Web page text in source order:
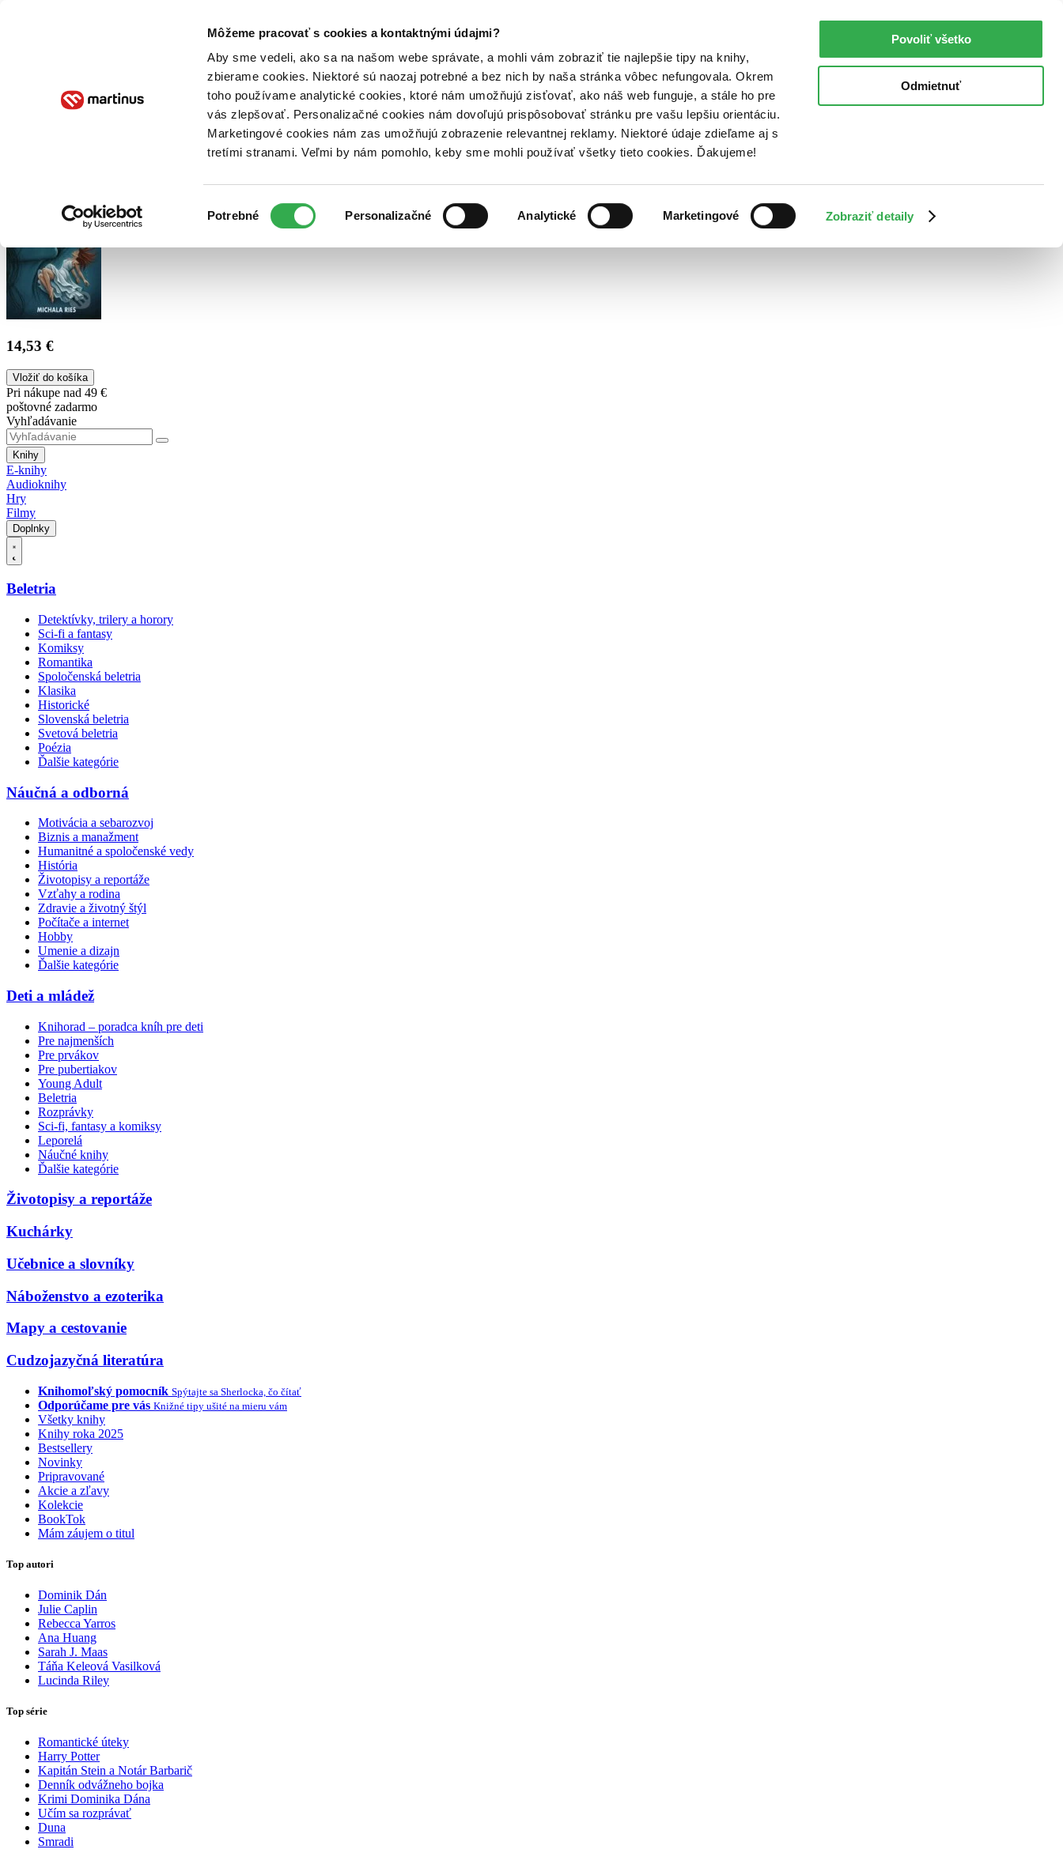
Môžeme pracovať s cookies a kontaktnými údajmi?
Aby sme vedeli, ako sa na našom webe správate, a mohli vám zobraziť tie najlepšie tipy na knihy,
zbierame cookies. Niektoré sú naozaj potrebné a bez nich by naša stránka vôbec nefungovala. Okrem
toho používame analytické cookies, ktoré nám umožňujú zisťovať, ako náš web funguje, a stále ho pre
vás zlepšovať. Personalizačné cookies nám dovoľujú prispôsobovať stránku pre vašu lepšiu orientáciu.
Marketingové cookies nám zas umožňujú zobrazenie relevantnej reklamy. Niektoré údaje zdieľame aj s
tretími stranami. Veľmi by nám pomohlo, keby sme mohli používať všetky tieto cookies. Ďakujeme!
súhlasu
Potrebné Personalizačné Analytické Marketingové Zobraziť detaily
Povoliť všetko
Odmietnuť
Poukážky Kontakt
14,53 €
Vložiť do košíka
Pri nákupe nad 49 €
poštovné zadarmo
Vyhľadávanie
Knihy
E-knihy
Audioknihy
Hry
Filmy
Doplnky
Beletria
Detektívky, trilery a horory
Sci-fi a fantasy
Komiksy
Romantika
Spoločenská beletria
Klasika
Historické
Slovenská beletria
Svetová beletria
Poézia
Ďalšie kategórie
Náučná a odborná
Motivácia a sebarozvoj
Biznis a manažment
Humanitné a spoločenské vedy
História
Životopisy a reportáže
Vzťahy a rodina
Zdravie a životný štýl
Počítače a internet
Hobby
Umenie a dizajn
Ďalšie kategórie
Deti a mládež
Knihorad – poradca kníh pre deti
Pre najmenších
Pre prvákov
Pre pubertiakov
Young Adult
Beletria
Rozprávky
Sci-fi, fantasy a komiksy
Leporelá
Náučné knihy
Ďalšie kategórie
Životopisy a reportáže
Kuchárky
Učebnice a slovníky
Náboženstvo a ezoterika
Mapy a cestovanie
Cudzojazyčná literatúra
Knihomoľský pomocník Spýtajte sa Sherlocka, čo čítať
Odporúčame pre vás Knižné tipy ušité na mieru vám
Všetky knihy
Knihy roka 2025
Bestsellery
Novinky
Pripravované
Akcie a zľavy
Kolekcie
BookTok
Mám záujem o titul
Top autori
Dominik Dán
Julie Caplin
Rebecca Yarros
Ana Huang
Sarah J. Maas
Táňa Keleová Vasilková
Lucinda Riley
Top série
Romantické úteky
Harry Potter
Kapitán Stein a Notár Barbarič
Denník odvážneho bojka
Krimi Dominika Dána
Učím sa rozprávať
Duna
Smradi